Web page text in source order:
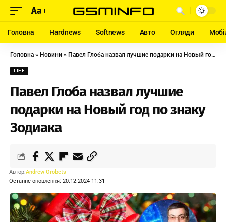
Aa
Головна Hardnews Softnews Авто Огляди
Головна » Новини » Павел Глоба назвал лучшие подарки на Новый год по знаку Зодиака
LIFE
Павел Глоба назвал лучшие
подарки на Новый год по знаку
Зодиака
Останнє оновлення: 20.12.2024 11:31
Автор:Andrew Orobets